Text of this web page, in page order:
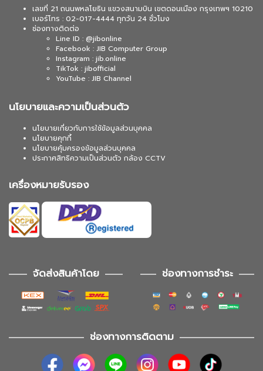
เลขที่ 21 ถนนพหลโยธิน แขวงสนามบิน เขตดอนเมือง กรุงเทพฯ 10210
เบอร์โทร : 02-017-4444 ทุกวัน 24 ชั่วโมง
ช่องทางติดต่อ
Line ID : @jibonline
Facebook : JIB Computer Group
Instagram : jib.online
TikTok : jibofficial
YouTube : JIB Channel
นโยบายและความเป็นส่วนตัว
นโยบายเกี่ยวกับการใช้ข้อมูลส่วนบุคคล
นโยบายคุกกี้
นโยบายคุ้มครองข้อมูลส่วนบุคคล
ประกาศสิทธิความเป็นส่วนตัว กล้อง CCTV
เครื่องหมายรับรอง
จัดส่งสินค้าโดย ช่องทางการชำระ
ช่องทางการติดตาม